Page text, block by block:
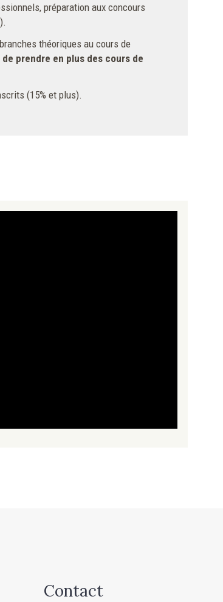
préparation aux concours
théoriques au cours de
prendre en plus des cours de
(15% et plus).
Contact